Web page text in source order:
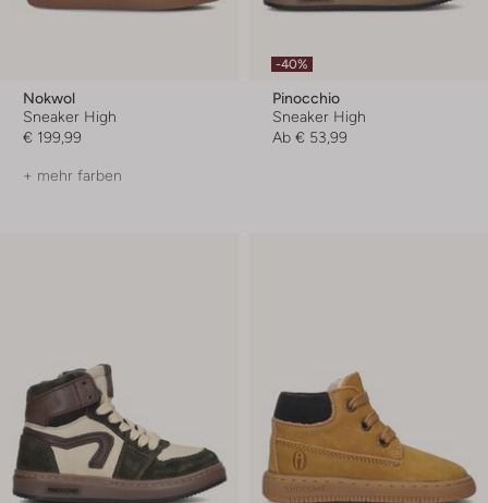
Nokwol
Sneaker High
€ 199,99
+ mehr farben
-40%
Pinocchio
Sneaker High
Ab € 53,99